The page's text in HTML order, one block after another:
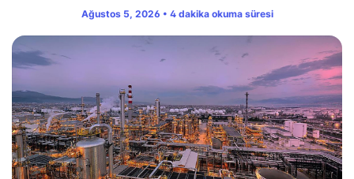
Ağustos 5, 2026 • 4 dakika okuma süresi